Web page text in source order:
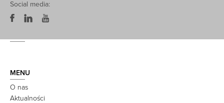
Social media:
MENU
O nas
Aktualności